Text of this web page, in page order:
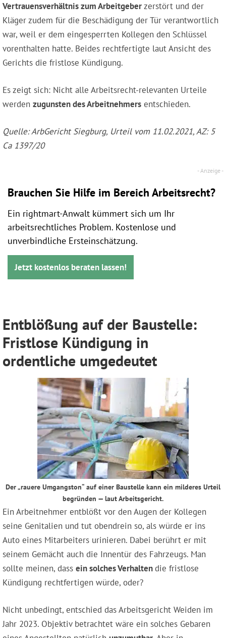
Vertrauensverhältnis zum Arbeitgeberzerstört und der
Kläger zudem für die Beschädigung der Tür verantwortlich
war, weil er dem eingesperrten Kollegen den Schlüssel
vorenthalten hatte. Beides rechtfertigte laut Ansicht des
Gerichts die fristlose Kündigung.
Es zeigt sich: Nicht alle Arbeitsrecht-relevanten Urteile
werden zugunsten des Arbeitnehmers entschieden.
Quelle: ArbGericht Siegburg, Urteil vom 11.02.2021, AZ: 5
Ca 1397/20
Brauchen Sie Hilfe im Bereich Arbeitsrecht?
Ein rightmart-Anwalt kümmert sich um Ihr
arbeitsrechtliches Problem. Kostenlose und
unverbindliche Ersteinschätzung.
Jetzt kostenlos beraten lassen!
Entblößung auf der Baustelle:
Fristlose Kündigung in
ordentliche umgedeutet
Der „rauere Umgangston“ auf einer Baustelle kann ein milderes Urteil
begründen — laut Arbeitsgericht.
Ein Arbeitnehmer entblößt vor den Augen der Kollegen
seine Genitalien und tut obendrein so, als würde er ins
Auto eines Mitarbeiters urinieren. Dabei berührt er mit
seinem Gemächt auch die Innentür des Fahrzeugs. Man
sollte meinen, dass ein solches Verhaltendie fristlose
Kündigung rechtfertigen würde, oder?
Nicht unbedingt, entschied das Arbeitsgericht Weiden im
Jahr 2023. Objektiv betrachtet wäre ein solches Gebaren